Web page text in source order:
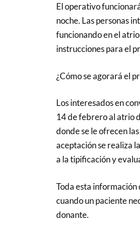
El operativo
noche. Las personas
funcionando en el
instrucciones para el
¿Cómo se agorará el
Los interesados en
14 de febrero al atrio
donde se le ofrecen
aceptación se realiza
a la tipificación y
Toda esta
cuando un paciente
donante.